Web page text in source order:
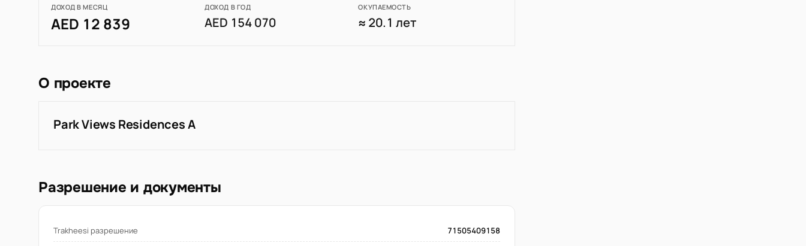
ДОХОД В МЕСЯЦ
AED 12 839
ДОХОД В ГОД
AED 154 070
ОКУПАЕМОСТЬ
≈ 20.1 лет
О проекте
Park Views Residences A
Разрешение и документы
Trakheesi разрешение 71505409158